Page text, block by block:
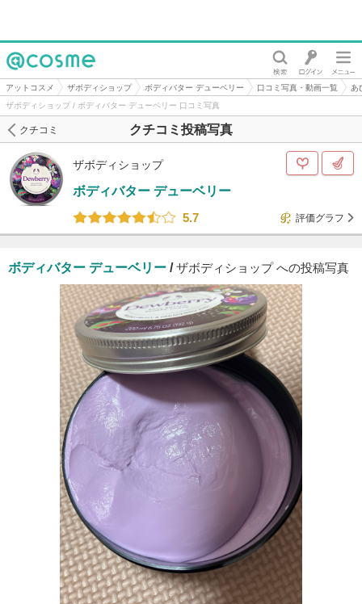
@cosme
アットコスメ ザボディショップ ボディバター デューベリー 口コミ写真・動画一覧
あ
ザボディショップ / ボディバター デューベリー 口コミ写真
クチコミ投稿写真
クチコミ
ザボディショップ
ボディバター デューベリー
5.7
評価グラフ
ボディバター デューベリー /ザボディショップ への投稿写真